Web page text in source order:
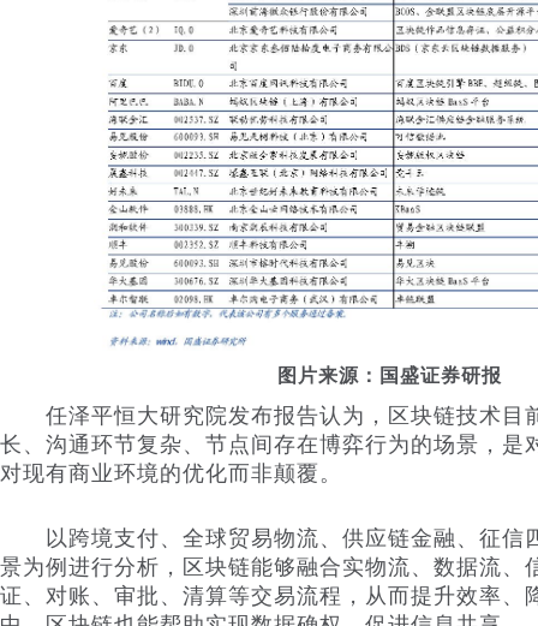
图片来源：国盛证券研报
任泽平恒大研究院发布报告认为，区块链技术目
长、沟通环节复杂、节点间存在博弈行为的场景，是
对现有商业环境的优化而非颠覆。
以跨境支付、全球贸易物流、供应链金融、征信
景为例进行分析，区块链能够融合实物流、数据流、
证、对账、审批、清算等交易流程，从而提升效率、